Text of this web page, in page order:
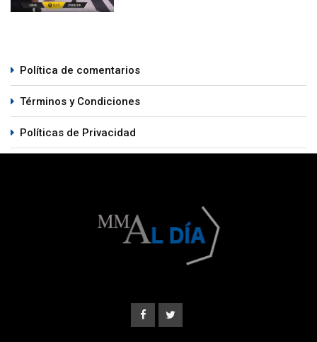
Política de comentarios
Términos y Condiciones
Políticas de Privacidad